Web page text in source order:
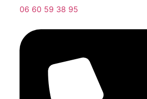
06 60 59 38 95